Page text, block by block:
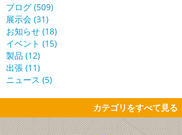
ブログ (509)
展示会 (31)
お知らせ (18)
イベント (15)
製品 (12)
出張 (11)
ニュース (5)
カテゴリをすべて見る